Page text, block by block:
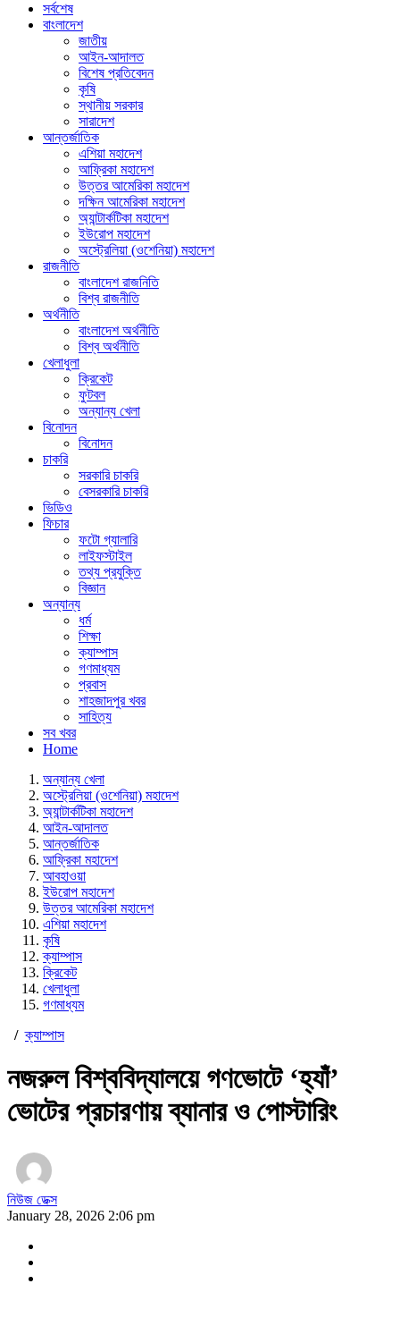
সর্বশেষ
বাংলাদেশ
জাতীয়
আইন-আদালত
বিশেষ প্রতিবেদন
কৃষি
স্থানীয় সরকার
সারাদেশ
আন্তর্জাতিক
এশিয়া মহাদেশ
আফ্রিকা মহাদেশ
উত্তর আমেরিকা মহাদেশ
দক্ষিন আমেরিকা মহাদেশ
অ্যান্টার্কটিকা মহাদেশ
ইউরোপ মহাদেশ
অস্ট্রেলিয়া (ওশেনিয়া) মহাদেশ
রাজনীতি
বাংলাদেশ রাজনিতি
বিশ্ব রাজনীতি
অর্থনীতি
বাংলাদেশ অর্থনীতি
বিশ্ব অর্থনীতি
খেলাধুলা
ক্রিকেট
ফুটবল
অন্যান্য খেলা
বিনোদন
বিনোদন
চাকরি
সরকারি চাকরি
বেসরকারি চাকরি
ভিডিও
ফিচার
ফটো গ্যালারি
লাইফস্টাইল
তথ্য প্রযুক্তি
বিজ্ঞান
অন্যান্য
ধর্ম
শিক্ষা
ক্যাম্পাস
গণমাধ্যম
প্রবাস
শাহজাদপুর খবর
সাহিত্য
সব খবর
Home
অন্যান্য খেলা
অস্ট্রেলিয়া (ওশেনিয়া) মহাদেশ
অ্যান্টার্কটিকা মহাদেশ
আইন-আদালত
আন্তর্জাতিক
আফ্রিকা মহাদেশ
আবহাওয়া
ইউরোপ মহাদেশ
উত্তর আমেরিকা মহাদেশ
এশিয়া মহাদেশ
কৃষি
ক্যাম্পাস
ক্রিকেট
খেলাধুলা
গণমাধ্যম
/ক্যাম্পাস
নজরুল বিশ্ববিদ্যালয়ে গণভোটে ‘হ্যাঁ’
ভোটের প্রচারণায় ব্যানার ও পোস্টারিং
নিউজ ডেক্স
January 28, 2026 2:06 pm